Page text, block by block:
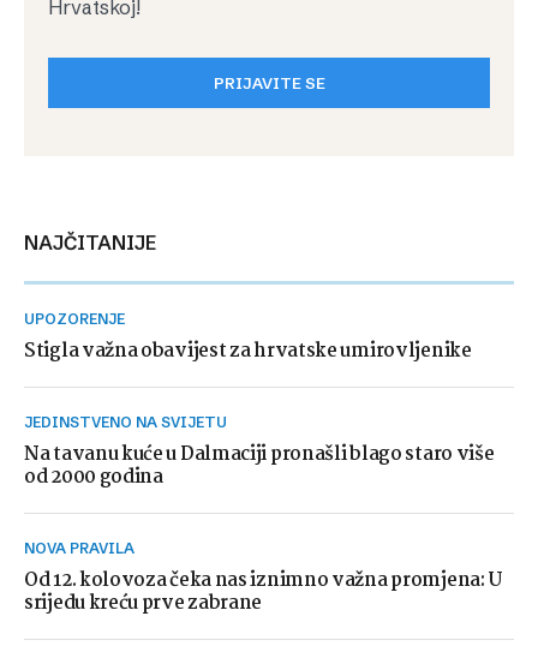
Hrvatskoj!
PRIJAVITE SE
NAJČITANIJE
UPOZORENJE
Stigla važna obavijest za hrvatske umirovljenike
JEDINSTVENO NA SVIJETU
Na tavanu kuće u Dalmaciji pronašli blago staro više
od 2000 godina
NOVA PRAVILA
Od 12. kolovoza čeka nas iznimno važna promjena: U
srijedu kreću prve zabrane